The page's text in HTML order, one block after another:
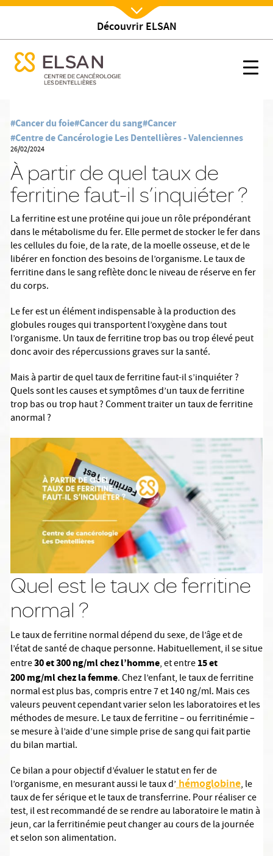
contenu
principal
Découvrir ELSAN
À partir de quel taux de ferritine faut-il s’inquiéter ?
menu mobile
Nx:Afficher menu
menu mobile
#Cancer du foie#Cancer du sang#Cancer
#Centre de Cancérologie Les Dentellières - Valenciennes
26/02/2024
À partir de quel taux de
ferritine faut-il s’inquiéter ?
La ferritine est une protéine qui joue un rôle prépondérant
dans le métabolisme du fer. Elle permet de stocker le fer dans
les cellules du foie, de la rate, de la moelle osseuse, et de le
libérer en fonction des besoins de l’organisme. Le taux de
ferritine dans le sang reflète donc le niveau de réserve en fer
du corps.
Le fer est un élément indispensable à la production des
globules rouges qui transportent l’oxygène dans tout
l’organisme. Un taux de ferritine trop bas ou trop élevé peut
donc avoir des répercussions graves sur la santé.
Mais à partir de quel taux de ferritine faut-il s’inquiéter ?
Quels sont les causes et symptômes d’un taux de ferritine
trop bas ou trop haut ? Comment traiter un taux de ferritine
anormal ?
Quel est le taux de ferritine
normal ?
Le taux de ferritine normal dépend du sexe, de l’âge et de
l’état de santé de chaque personne. Habituellement, il se situe
entre30 et 300 ng/ml chez l’homme, et entre15 et
200 mg/ml chez la femme. Chez l’enfant, le taux de ferritine
normal est plus bas, compris entre 7 et 140 ng/ml. Mais ces
valeurs peuvent cependant varier selon les laboratoires et les
méthodes de mesure. Le taux de ferritine – ou ferritinémie –
se mesure à l’aide d’une simple prise de sang qui fait partie
du bilan martial.
Ce bilan a pour objectif d’évaluer le statut en fer de
l’organisme, en mesurant aussi le taux d’ hémoglobine, le
taux de fer sérique et le taux de transferrine. Pour réaliser ce
test, il est recommandé de se rendre au laboratoire le matin à
jeun, car la ferritinémie peut changer au cours de la journée
et selon son alimentation.